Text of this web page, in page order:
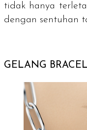
tidak hanya
dengan sentuhan
GELANG